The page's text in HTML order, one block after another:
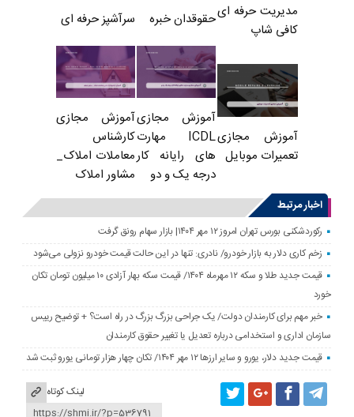
مدیریت حرفه ای
کافی شاپ
حقوقدان خبره سرآشپز حرفه ای
آموزش مجازی
تعمیرات موبایل
آموزش مجازی
ICDL مهارت
های رایانه کار
درجه یک و دو
آموزش مجازی
کارشناس
معاملات املاک_
مشاور املاک
اخبار مرتبط
رکوردشکنی بورس تهران امروز ۱۲ مهر ۱۴۰۴| بازار سهام رونق گرفت
زخم کاری دلار به بازار خودرو/ نادری: تنها در این حالت قیمت خودرو نزولی می‌شود
قیمت جدید طلا و سکه ۱۲ مهرماه ۱۴۰۴/ قیمت سکه بهار آزادی ۱۰ میلیون تومان تکان
خورد
خبر مهم برای کارمندان دولت/ یک جراحی بزرگ بزرگ در راه است؟ + توضیح رییس
سازمان اداری و استخدامی درباره تعدیل یا تغییر حقوق کارمندان
قیمت جدید دلار، یورو و سایر ارزها ۱۲ مهر ۱۴۰۴/ تکان چهار هزار تومانی یورو ثبت شد
لینک کوتاه